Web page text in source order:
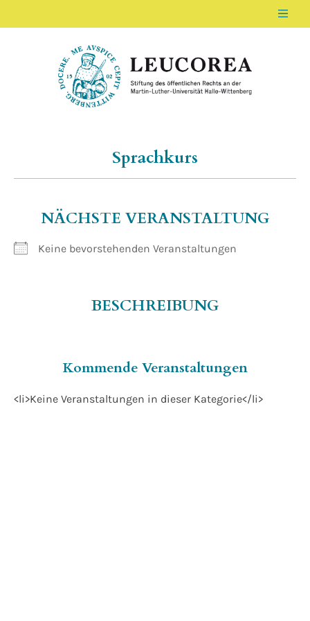
LEUCOREA DE
Stiftung des öffentlichen Rechts an der
Sprachkurs
NÄCHSTE VERANSTALTUNG
Keine bevorstehenden Veranstaltungen
BESCHREIBUNG
Kommende Veranstaltungen
<li>Keine Veranstaltungen in dieser Kategorie</li>